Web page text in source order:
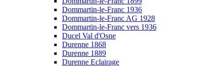
Dommartin-le-Franc 1936
Dommartin-le-Franc AG 1928
Dommartin-le-Franc vers 1936
Ducel Val d'Osne
Durenne 1868
Durenne 1889
Durenne Eclairage